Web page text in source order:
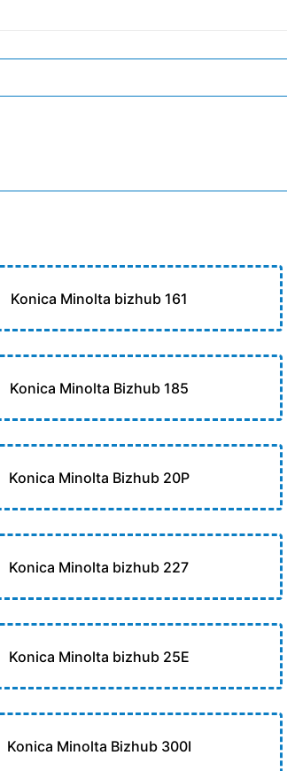
Konica Minolta bizhub 161
Konica Minolta Bizhub 185
Konica Minolta Bizhub 20P
Konica Minolta bizhub 227
Konica Minolta bizhub 25E
Konica Minolta Bizhub 300I